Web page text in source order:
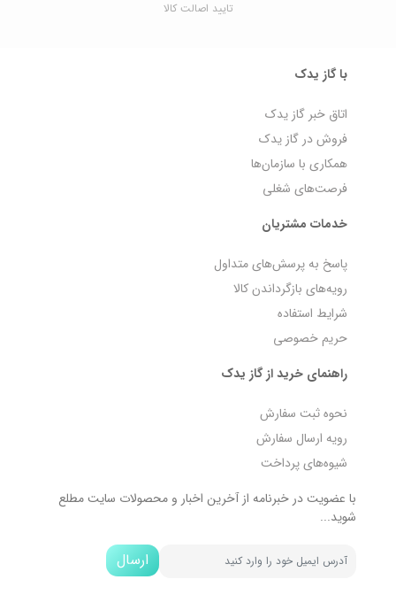
تایید اصالت کالا
با گاز یدک
اتاق خبر گاز یدک
فروش در گاز یدک
همکاری با سازمان‌ها
فرصت‌های شغلی
خدمات مشتریان
پاسخ به پرسش‌های متداول
رویه‌های بازگرداندن کالا
شرایط استفاده
حریم خصوصی
راهنمای خرید از گاز یدک
نحوه ثبت سفارش
رویه ارسال سفارش
شیوه‌های پرداخت
با عضویت در خبرنامه از آخرین اخبار و محصولات سایت مطلع
شوید...
ارسال